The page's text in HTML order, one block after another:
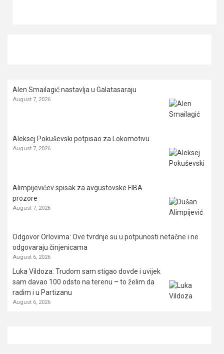
Alen Smailagić nastavlja u Galatasaraju
August 7, 2026
Aleksej Pokuševski potpisao za Lokomotivu
August 7, 2026
Alimpijevićev spisak za avgustovske FIBA
prozore
August 7, 2026
Odgovor Orlovima: ​Ove tvrdnje su u potpunosti netačne i ne
odgovaraju činjenicama
August 6, 2026
Luka Vildoza: Trudom sam stigao dovde i uvijek
sam davao 100 odsto na terenu – to želim da
radim i u Partizanu
August 6, 2026